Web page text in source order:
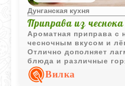
Дунганская кухня
Приправа из чеснока
Ароматная приправа с
чесночным вкусом и
Отлично дополняет
блюда и различные
Вилка